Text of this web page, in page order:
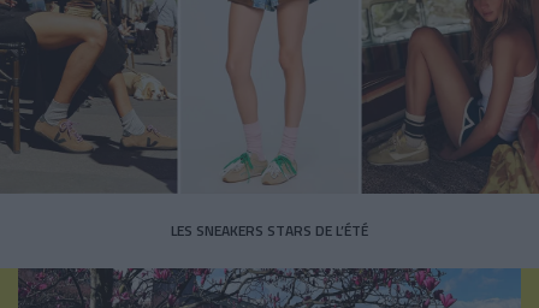
LES SNEAKERS STARS DE L’ÉTÉ